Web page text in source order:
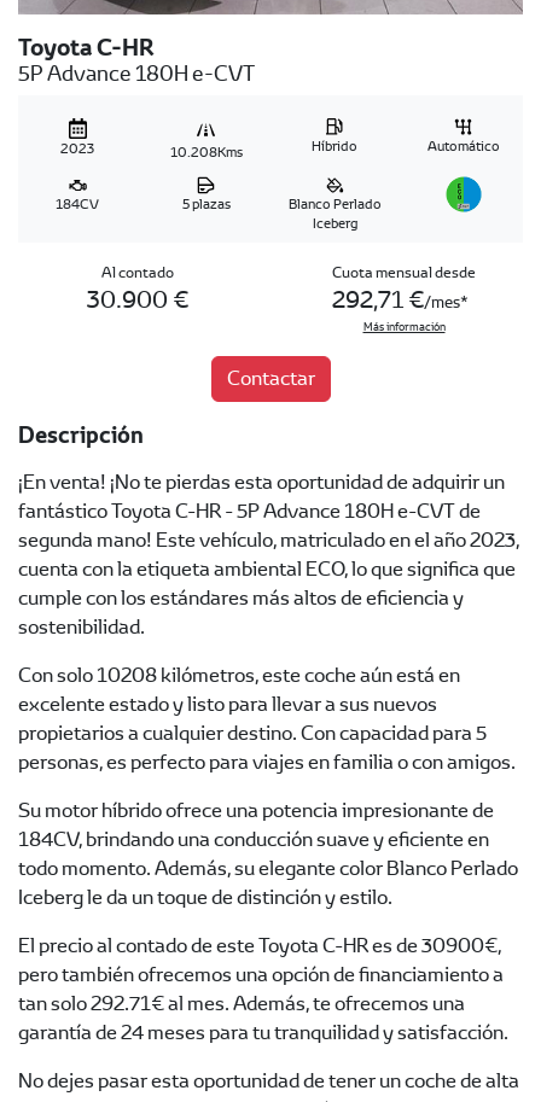
Toyota C-HR
5P Advance 180H e-CVT
2023 10.208Kms Híbrido Automático
184CV 5 plazas
Blanco Perlado
Iceberg
Al contado
30.900 €
Cuota mensual desde
292,71 €/mes
Más información
Contactar
Descripción
¡En venta! ¡No te pierdas esta oportunidad de adquirir un
fantástico Toyota C-HR - 5P Advance 180H e-CVT de
segunda mano! Este vehículo, matriculado en el año 2023,
cuenta con la etiqueta ambiental ECO, lo que significa que
cumple con los estándares más altos de eficiencia y
sostenibilidad.
Con solo 10208 kilómetros, este coche aún está en
excelente estado y listo para llevar a sus nuevos
propietarios a cualquier destino. Con capacidad para 5
personas, es perfecto para viajes en familia o con amigos.
Su motor híbrido ofrece una potencia impresionante de
184CV, brindando una conducción suave y eficiente en
todo momento. Además, su elegante color Blanco Perlado
Iceberg le da un toque de distinción y estilo.
El precio al contado de este Toyota C-HR es de 30900€,
pero también ofrecemos una opción de financiamiento a
tan solo 292.71€ al mes. Además, te ofrecemos una
garantía de 24 meses para tu tranquilidad y satisfacción.
No dejes pasar esta oportunidad de tener un coche de alta